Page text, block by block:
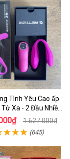
Cao ấp
Xa - 2 Đầu Nhiều
Chế Độ1.627.000₫
(645)